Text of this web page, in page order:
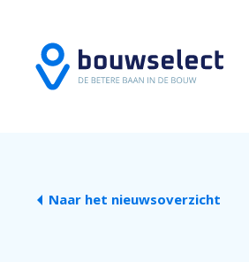
Naar het nieuwsoverzicht